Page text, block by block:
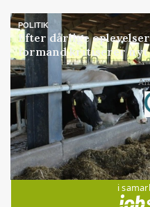
POLITIK
Efter dårlige
formand kritiserer
i